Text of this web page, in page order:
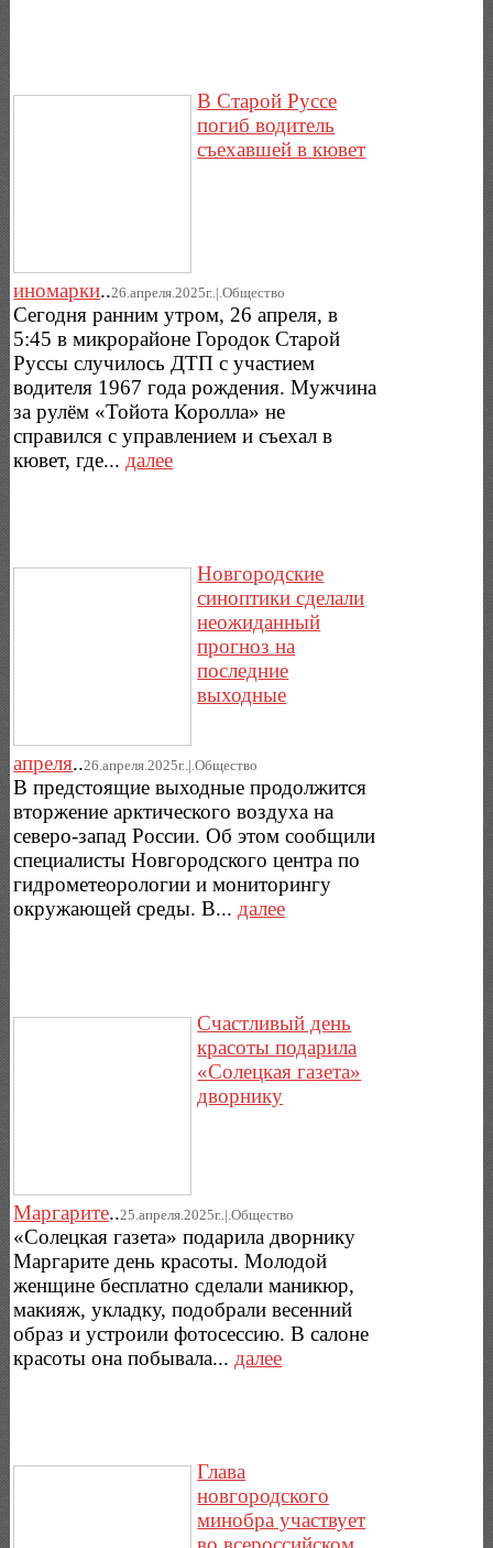
В Старой Руссе
погиб водитель
съехавшей в кювет
иномарки..26.апреля.2025г..|.Общество
Сегодня ранним утром, 26 апреля, в
5:45 в микрорайоне Городок Старой
Руссы случилось ДТП с участием
водителя 1967 года рождения. Мужчина
за рулём «Тойота Королла» не
справился с управлением и съехал в
кювет, где... далее
Новгородские
синоптики сделали
неожиданный
прогноз на
последние
выходные
апреля..26.апреля.2025г..|.Общество
В предстоящие выходные продолжится
вторжение арктического воздуха на
северо-запад России. Об этом сообщили
специалисты Новгородского центра по
гидрометеорологии и мониторингу
окружающей среды. В...далее
Счастливый день
красоты подарила
«Солецкая газета»
дворнику
Маргарите..25.апреля.2025г..|.Общество
«Солецкая газета» подарила дворнику
Маргарите день красоты. Молодой
женщине бесплатно сделали маникюр,
макияж, укладку, подобрали весенний
образ и устроили фотосессию. В салоне
красоты она побывала... далее
Глава
новгородского
минобра участвует